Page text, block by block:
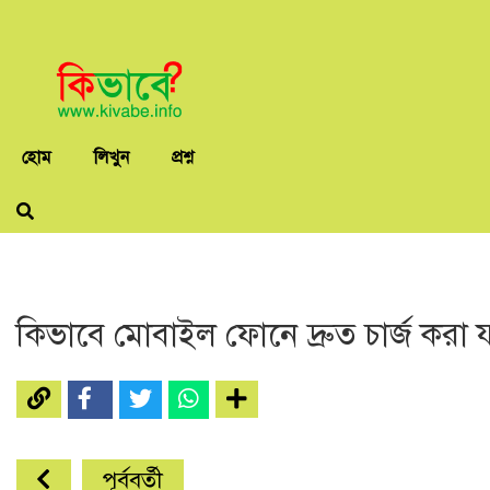
হোম লিখুন প্রশ্ন
কিভাবে মোবাইল ফোনে দ্রুত চার্জ করা
পূর্ববর্তী